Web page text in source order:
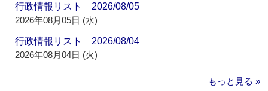
行政情報リスト 2026/08/05
2026年08月05日 (水)
行政情報リスト 2026/08/04
2026年08月04日 (火)
もっと見る »